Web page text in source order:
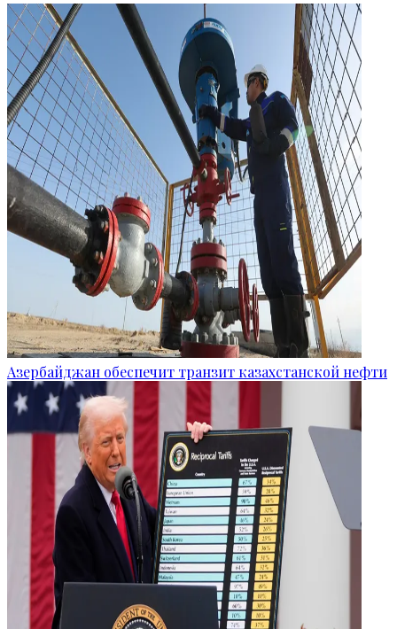
Азербайджан обеспечит транзит казахстанской нефти